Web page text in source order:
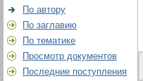
По автору
По заглавию
По тематике
Просмотр документов
Последние поступления